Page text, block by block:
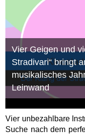
Vier Geigen und
Stradivari“ bringt
musikalisches
Leinwand
Vier unbezahlbare
Suche nach dem